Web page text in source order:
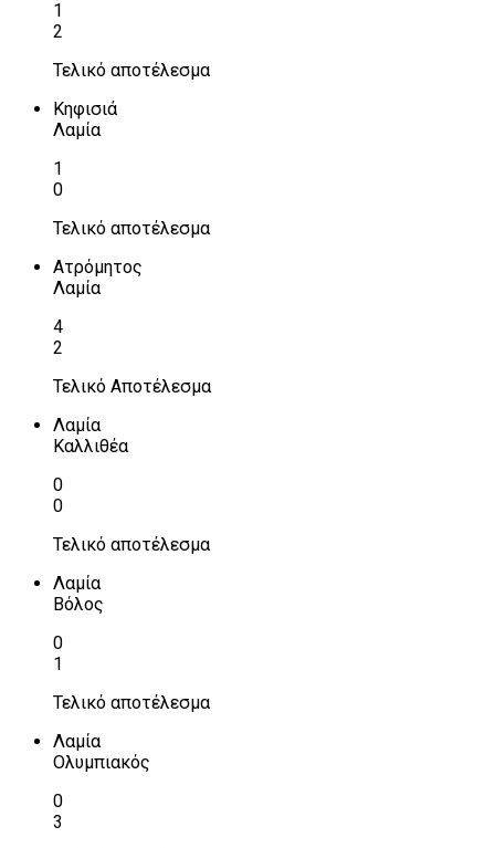
1
2
Τελικό αποτέλεσμα
Κηφισιά
Λαμία
1
0
Τελικό αποτέλεσμα
Ατρόμητος
Λαμία
4
2
Τελικό Αποτέλεσμα
Λαμία
Καλλιθέα
0
0
Τελικό αποτέλεσμα
Λαμία
Βόλος
0
1
Τελικό αποτέλεσμα
Λαμία
Ολυμπιακός
0
3